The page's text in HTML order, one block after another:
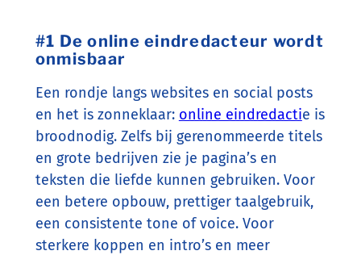
#1 De online eindredacteur wordt
onmisbaar
Een rondje langs websites en social posts
en het is zonneklaar: online eindredactie is
broodnodig. Zelfs bij gerenommeerde titels
en grote bedrijven zie je pagina’s en
teksten die liefde kunnen gebruiken. Voor
een betere opbouw, prettiger taalgebruik,
een consistente tone of voice. Voor
sterkere koppen en intro’s en meer